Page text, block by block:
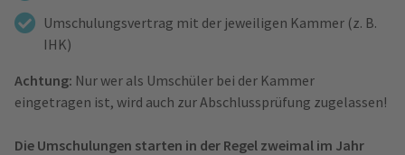
Umschulungsvertrag mit der jeweiligen Kammer (z. B.
IHK)
Achtung: Nur wer als Umschüler bei der Kammer
eingetragen ist, wird auch zur Abschlussprüfung zugelassen!
Die Umschulungen starten in der Regel zweimal im Jahr